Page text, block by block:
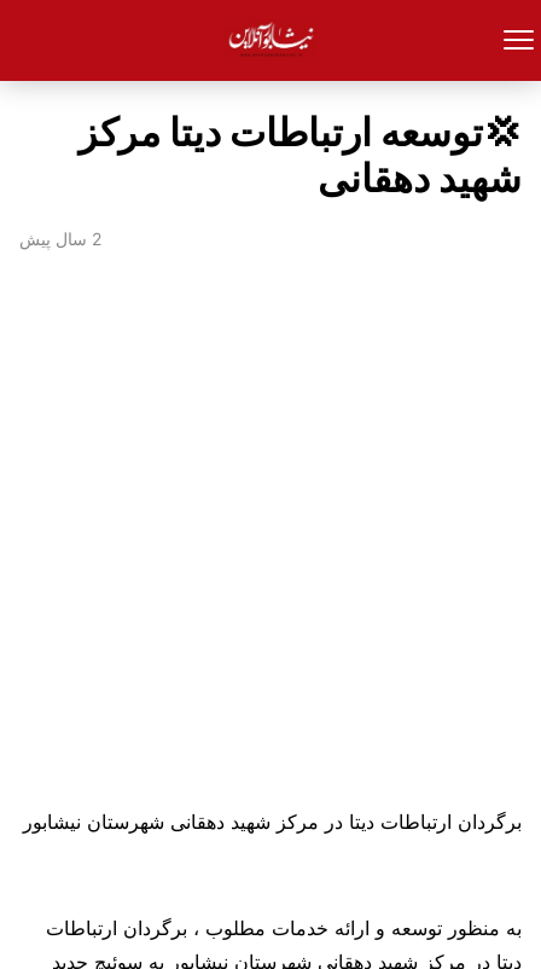
💢توسعه ارتباطات دیتا مرکز
شهید دهقانی
2 سال پیش
برگردان ارتباطات دیتا در مرکز شهید دهقانی شهرستان نیشابور
به منظور توسعه و ارائه خدمات مطلوب ، برگردان ارتباطات
دیتا در مرکز شهید دهقانی شهرستان نیشابور به سوئیچ جدید